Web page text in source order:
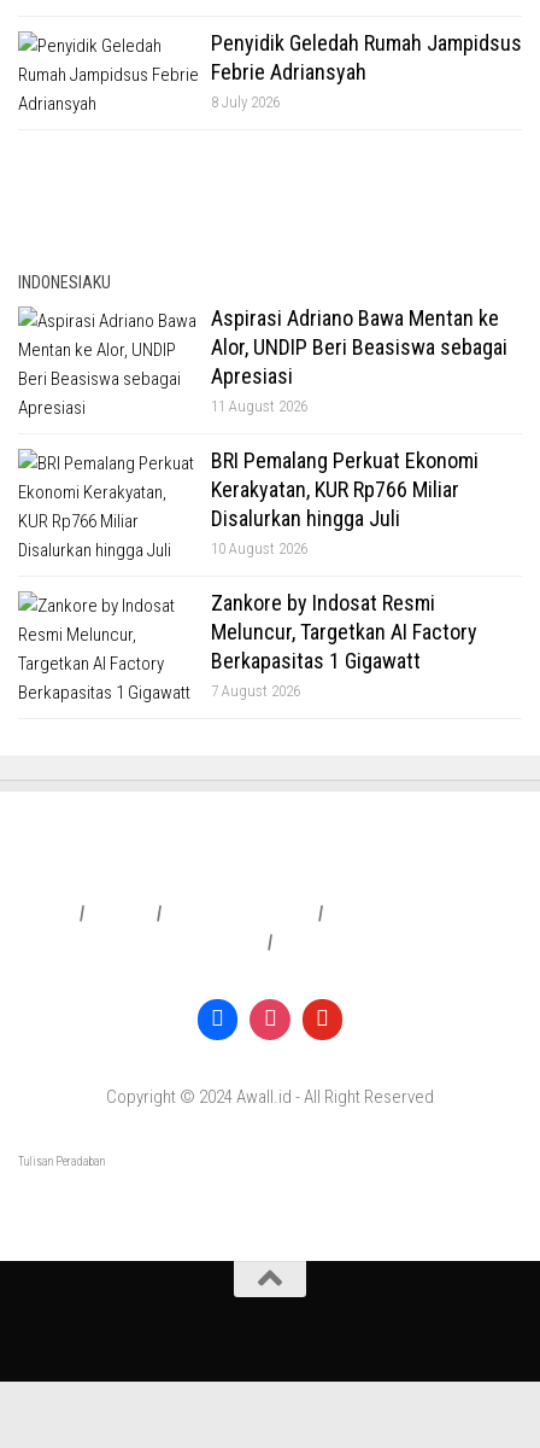
Penyidik Geledah Rumah Jampidsus
Febrie Adriansyah
8 July 2026
INDONESIAKU
Aspirasi Adriano Bawa Mentan ke
Alor, UNDIP Beri Beasiswa sebagai
Apresiasi
11 August 2026
BRI Pemalang Perkuat Ekonomi
Kerakyatan, KUR Rp766 Miliar
Disalurkan hingga Juli
10 August 2026
Zankore by Indosat Resmi
Meluncur, Targetkan AI Factory
Berkapasitas 1 Gigawatt
7 August 2026
| | |
|
Copyright © 2024 Awall.id - All Right Reserved
Tulisan Peradaban